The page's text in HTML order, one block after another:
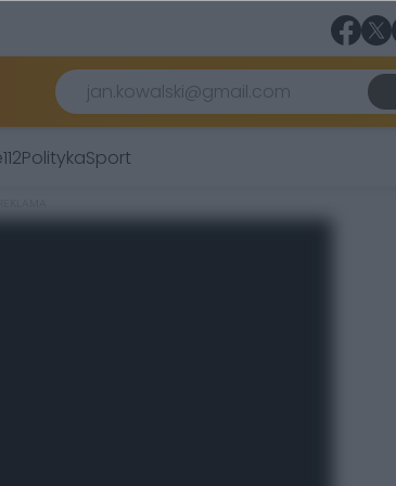
112PolitykaSport